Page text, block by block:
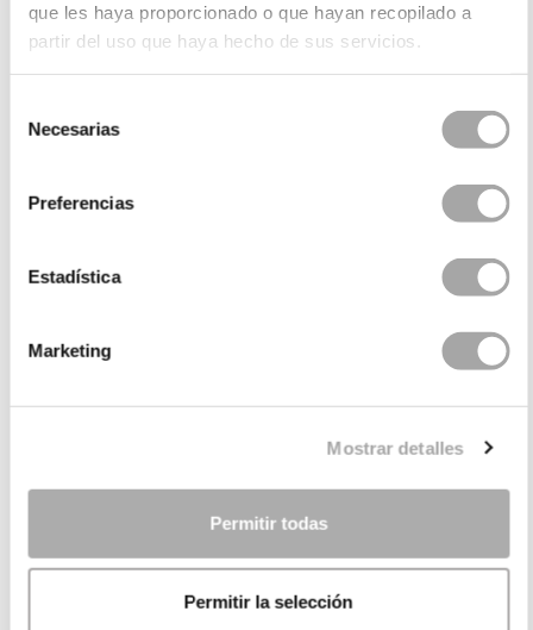
que les haya proporcionado o que hayan recopilado a
partir del uso que haya hecho de sus servicios.
Necesarias
Preferencias
Estadística
Marketing
Mostrar detalles
Permitir todas
Permitir la selección